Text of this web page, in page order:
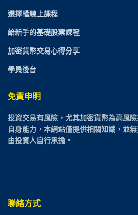
選擇權線上課程
給新手的基礎股票課程
加密貨幣交易心得分享
學員後台
免責申明
投資交易有風險，尤其加密貨幣為高風
自身能力，本網站僅提供相關知識，並
由投資人自行承擔。
聯絡方式